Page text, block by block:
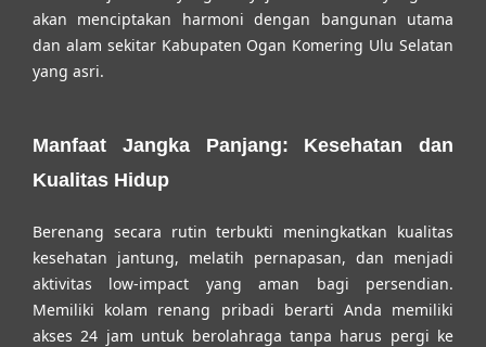
akan menciptakan harmoni dengan bangunan utama
dan alam sekitar Kabupaten Ogan Komering Ulu Selatan
yang asri.
Manfaat Jangka Panjang: Kesehatan dan
Kualitas Hidup
Berenang secara rutin terbukti meningkatkan kualitas
kesehatan jantung, melatih pernapasan, dan menjadi
aktivitas low-impact yang aman bagi persendian.
Memiliki kolam renang pribadi berarti Anda memiliki
akses 24 jam untuk berolahraga tanpa harus pergi ke